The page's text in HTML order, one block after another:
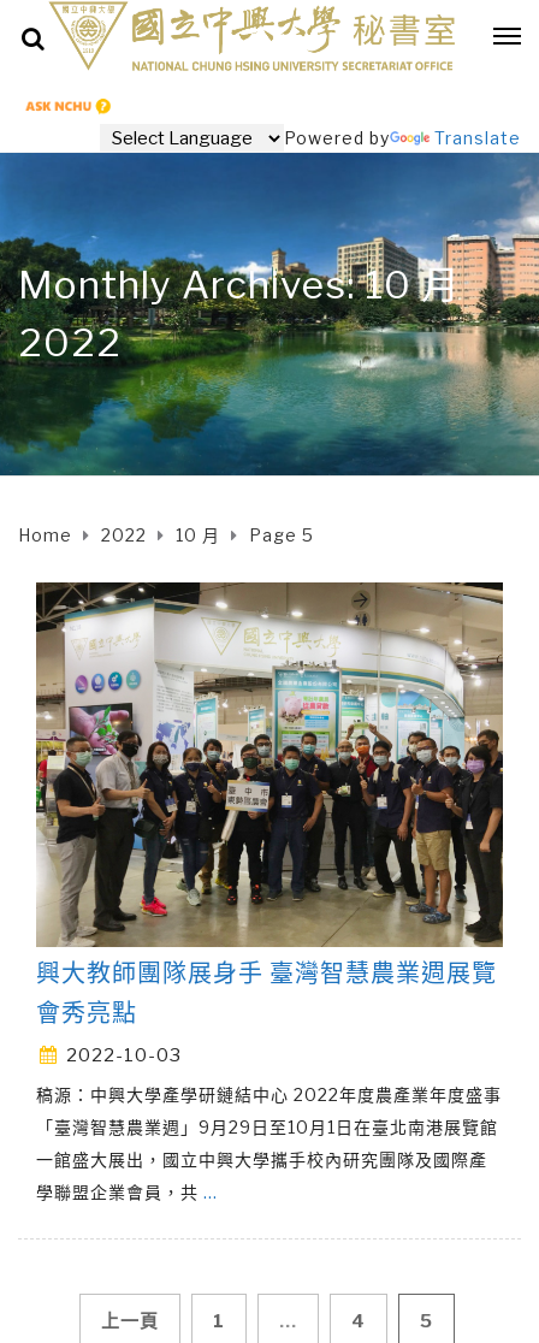
Powered by Translate
Monthly Archives: 10 月
2022
Home 2022 10 月 Page 5
興大教師團隊展身手 臺灣智慧農業週展覽
會秀亮點
2022-10-03
稿源：中興大學產學研鏈結中心 2022年度農產業年度盛事
「臺灣智慧農業週」9月29日至10月1日在臺北南港展覽館
一館盛大展出，國立中興大學攜手校內研究團隊及國際產
學聯盟企業會員，共 …
上一頁 1 ... 4 5